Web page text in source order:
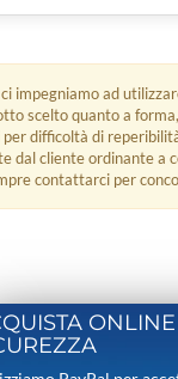
impegniamo ad
scelto quanto a
difficoltà di
dal cliente ordinante a
contattarci per